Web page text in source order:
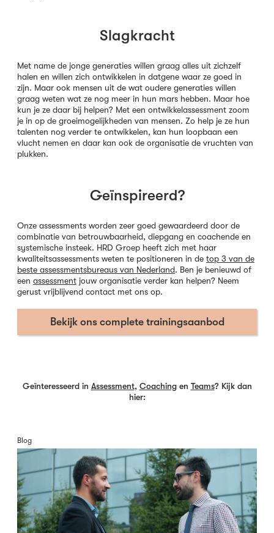
Slagkracht
Met name de jonge generaties willen graag alles uit zichzelf
halen en willen zich ontwikkelen in datgene waar ze goed in
zijn. Maar ook mensen uit de wat oudere generaties willen
graag weten wat ze nog meer in hun mars hebben. Maar hoe
kun je ze daar bij helpen? Met een ontwikkelassessment zoom
je in op de groeimogelijkheden van mensen. Zo help je ze hun
talenten nog verder te ontwikkelen, kan hun loopbaan een
vlucht nemen en daar kan ook de organisatie de vruchten van
plukken.
Geïnspireerd?
Onze assessments worden zeer goed gewaardeerd door de
combinatie van betrouwbaarheid, diepgang en coachende en
systemische insteek. HRD Groep heeft zich met haar
kwaliteitsassessments weten te positioneren in de top 3 van de
beste assessmentsbureaus van Nederland. Ben je benieuwd of
een assessment jouw organisatie verder kan helpen? Neem
gerust vrijblijvend contact met ons op.
Bekijk ons complete trainingsaanbod
Geïnteresseerd in Assessment, Coachingen Teams? Kijk dan
hier:
Blog